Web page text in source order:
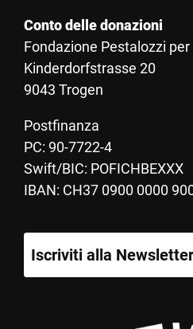
Conto delle donazioni
Fondazione Pestalozzi
Kinderdorfstrasse 20
9043 Trogen
Postfinanza
PC: 90-7722-4
Swift/BIC: POFICHBEXXX
IBAN: CH37 0900 0000
Iscriviti alla Newsletter